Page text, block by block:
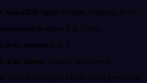
Compatible signs: Dragon, Maimuta, Bivol
Incompatible signs: Cal, Capra
Lucky numbers:
2, 3
Lucky colors: albastru, auriu, verde
© 2026 Horoscop.ro - Daily astral predictions